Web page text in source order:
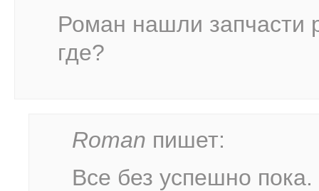
Роман нашли запчасти
где?
Roman пишет:
Все без успешно пока.